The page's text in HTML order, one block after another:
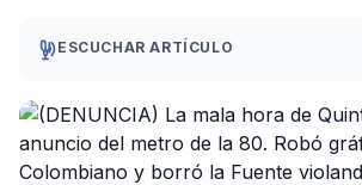
ESCUCHAR ARTÍCULO